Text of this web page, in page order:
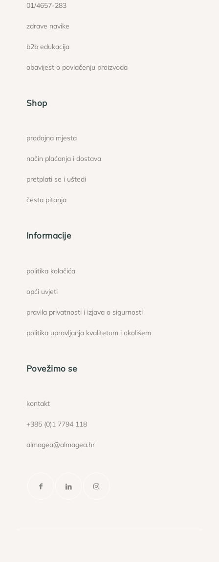
01/4657-283
zdrave navike
b2b edukacija
obavijest o povlačenju proizvoda
Shop
prodajna mjesta
način plaćanja i dostava
pretplati se i uštedi
česta pitanja
Informacije
politika kolačića
opći uvjeti
pravila privatnosti i izjava o sigurnosti
politika upravljanja kvalitetom i okolišem
Povežimo se
kontakt
+385 (0)1 7794 118
almagea@almagea.hr